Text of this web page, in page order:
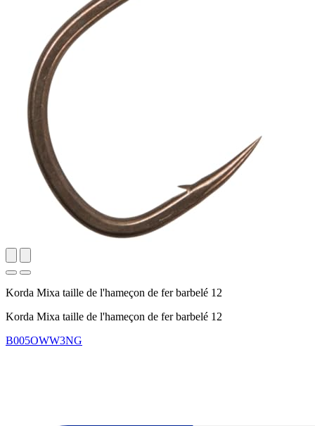
Korda Mixa taille de l'hameçon de fer barbelé 12
Korda Mixa taille de l'hameçon de fer barbelé 12
B005OWW3NG